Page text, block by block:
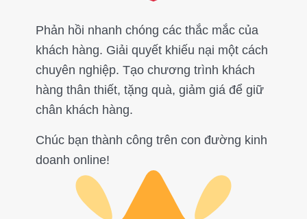
Phản hồi nhanh chóng các thắc mắc của
khách hàng. Giải quyết khiếu nại một cách
chuyên nghiệp. Tạo chương trình khách
hàng thân thiết, tặng quà, giảm giá để giữ
chân khách hàng.
Chúc bạn thành công trên con đường kinh
doanh online!